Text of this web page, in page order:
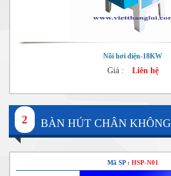
Nồi hơi điện-18KW
Giá : Liên hệ
2 BÀN HÚT CHÂN KHÔNG
Mã SP : HSP-N01